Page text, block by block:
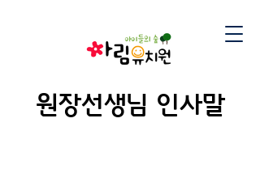
원장선생님 인사말